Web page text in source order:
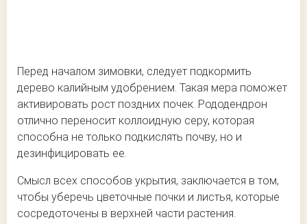
Перед началом зимовки, следует подкормить
дерево калийным удобрением. Такая мера поможет
активировать рост поздних почек. Рододендрон
отлично переносит коллоидную серу, которая
способна не только подкислять почву, но и
дезинфицировать ее.
Смысл всех способов укрытия, заключается в том,
чтобы уберечь цветочные почки и листья, которые
сосредоточены в верхней части растения.